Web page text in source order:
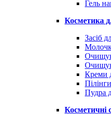
Гель
Косметика
Засіб
Креми
Пілінги
Пудра
Косметичні